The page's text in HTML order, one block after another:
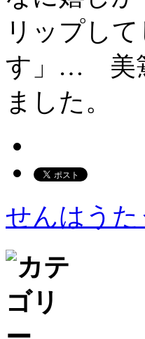
リップし
す」… 美
ました。
せんはうた